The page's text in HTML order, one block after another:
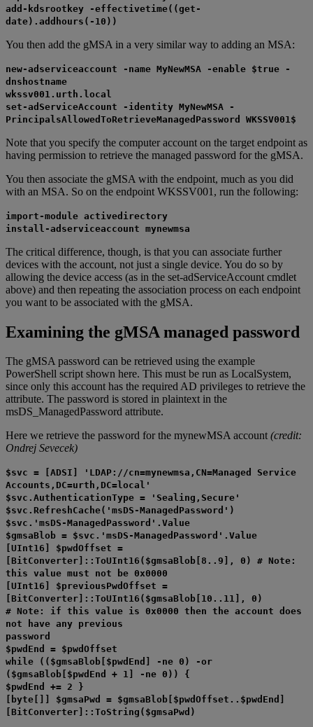
add-kdsrootkey -effectivetime((get-
date).addhours(-10))
You then add the gMSA in a very similar way to adding an MSA:
new-adserviceaccount -name MyNewMSA -enable $true -
dnshostname
wkssv001.urth.local
set-adServiceAccount -identity MyNewMSA -
PrincipalsAllowedToRetrieveManagedPassword WKSSV001$
Note that you specify the computer account on the target endpoint as
having permission to retrieve the managed password for the gMSA.
You then associate the gMSA with the endpoint, much as you did
with an MSA. So on the endpoint WKSSV001, run the following:
import-module activedirectory
install-adserviceaccount mynewmsa
The critical difference, though, is that you can associate further
devices with the account, not just a single device. You do so by
allowing the device access (as in the set-adServiceAccount cmdlet
above) and then repeating the association process on each endpoint
you want to be associated with the gMSA.
Examining the gMSA managed password
The gMSA password can be retrieved using the example
PowerShell script shown here. This must be run as LocalSystem,
since only this account has the required AD privileges to retrieve the
attribute. The password is stored in plaintext in the
msDS_ManagedPassword attribute.
Here we retrieve the password for the mynewMSA account(credit:
Ondrej Sevecek)
$svc = [ADSI] 'LDAP://cn=mynewmsa,CN=Managed Service
Accounts,DC=urth,DC=local'
$svc.AuthenticationType = 'Sealing,Secure'
$svc.RefreshCache('msDS-ManagedPassword')
$svc.'msDS-ManagedPassword'.Value
$gmsaBlob = $svc.'msDS-ManagedPassword'.Value
[UInt16] $pwdOffset =
[BitConverter]::ToUInt16($gmsaBlob[8..9], 0) # Note:
this value must not be 0x0000
[UInt16] $previousPwdOffset =
[BitConverter]::ToUInt16($gmsaBlob[10..11], 0)
# Note: if this value is 0x0000 then the account does
not have any previous
password
$pwdEnd = $pwdOffset
while (($gmsaBlob[$pwdEnd] -ne 0) -or
($gmsaBlob[$pwdEnd + 1] -ne 0)) {
$pwdEnd += 2 }
[byte[]] $gmsaPwd = $gmsaBlob[$pwdOffset..$pwdEnd]
[BitConverter]::ToString($gmsaPwd)